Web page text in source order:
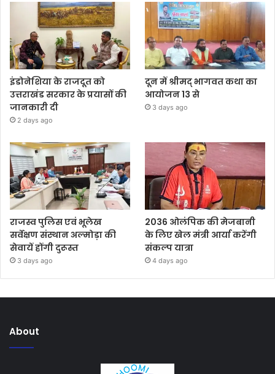
इंडोनेशिया के राजदूत को
उत्तराखंड सरकार के प्रयासों की
जानकारी दी
2 days ago
दून में श्रीमद् भागवत कथा का
आयोजन 13 से
3 days ago
राजस्व पुलिस एवं भूलेख
सर्वेक्षण संस्थान अल्मोड़ा की
सेवायें होंगी दुरूस्त
3 days ago
2036 ओलंपिक की मेजबानी
के लिए खेल मंत्री आर्या करेंगी
संकल्प यात्रा
4 days ago
About